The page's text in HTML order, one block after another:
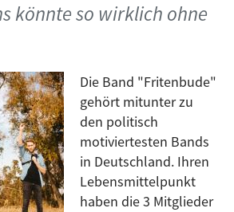
könnte so wirklich ohne
Die Band "Fritenbude"
gehört mitunter zu
den politisch
motiviertesten Bands
in Deutschland. Ihren
Lebensmittelpunkt
haben die 3 Mitglieder